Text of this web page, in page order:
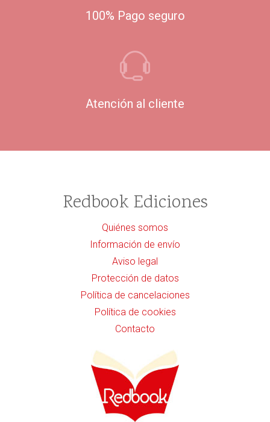
100% Pago seguro
Atención al cliente
Redbook Ediciones
Quiénes somos
Información de envío
Aviso legal
Protección de datos
Política de cancelaciones
Política de cookies
Contacto